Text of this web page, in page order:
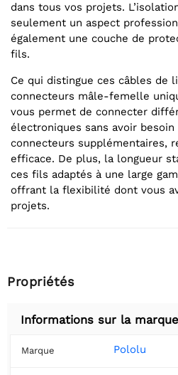
dans tous vos projets.
seulement un aspect
également une couche de
fils.
Ce qui distingue ces câbles de
connecteurs mâle-femelle
vous permet de connecter
électroniques sans avoir
connecteurs supplémentaires,
efficace. De plus, la longueur
ces fils adaptés à une large
offrant la flexibilité dont vous
projets.
Propriétés
Informations sur la marque
Marque Pololu